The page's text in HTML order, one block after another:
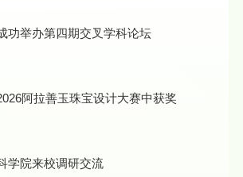
功举办第四期交叉学科论坛
阿拉善玉珠宝设计大赛中获奖
学院来校调研交流